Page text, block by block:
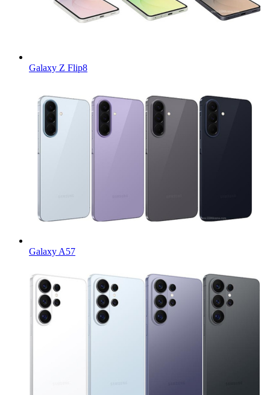
Galaxy Z Flip8
Galaxy A57